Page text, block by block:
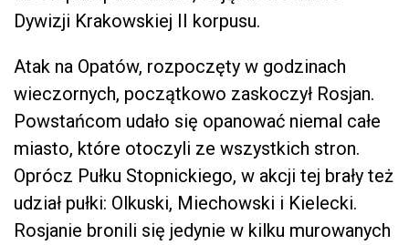
Dywizji Krakowskiej II korpusu.
Atak na Opatów, rozpoczęty w godzinach
wieczornych, początkowo zaskoczył Rosjan.
Powstańcom udało się opanować niemal całe
miasto, które otoczyli ze wszystkich stron.
Oprócz Pułku Stopnickiego, w akcji tej brały też
udział pułki: Olkuski, Miechowski i Kielecki.
Rosjanie bronili się jedynie w kilku murowanych